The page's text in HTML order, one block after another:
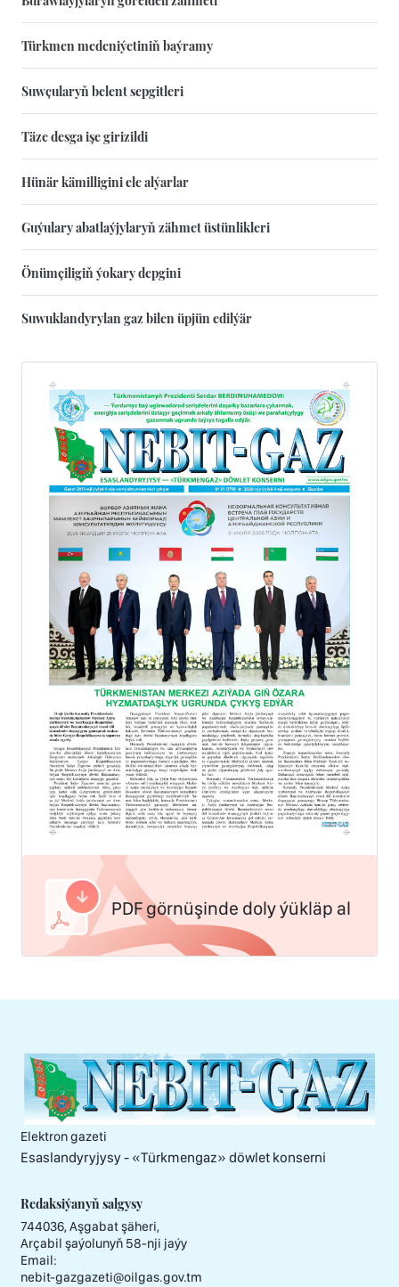
Türkmen medeniýetiniň baýramy
Suwçularyň belent sepgitleri
Täze desga işe girizildi
Hünär kämilligini ele alýarlar
Guýulary abatlaýjylaryň zähmet üstünlikleri
Önümçiligiň ýokary depgini
Suwuklandyrylan gaz bilen üpjün edilýär
PDF görnüşinde doly ýükläp al
Elektron gazeti
Esaslandyryjysy - «Тürkmengaz» döwlet konserni
Redaksiýanyň salgysy
744036, Aşgabat şäheri,
Arçabil şaýolunyň 58-nji jaýy
Email:
nebit-gazgazeti@oilgas.gov.tm